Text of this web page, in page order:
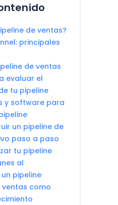
de ventas?
principales
de ventas
evaluar el
tu pipeline
y software para
un pipeline de
paso a paso
tu pipeline
al
pipeline
ventas como